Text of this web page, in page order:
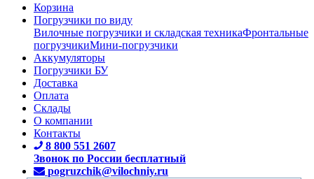
Корзина
Погрузчики по виду
Вилочные погрузчики и складская техникаФронтальные
погрузчикиМини-погрузчики
Аккумуляторы
Погрузчики БУ
Доставка
Оплата
Склады
О компании
Контакты
8 800 551 2607
Звонок по России бесплатный
pogruzchik@vilochniy.ru